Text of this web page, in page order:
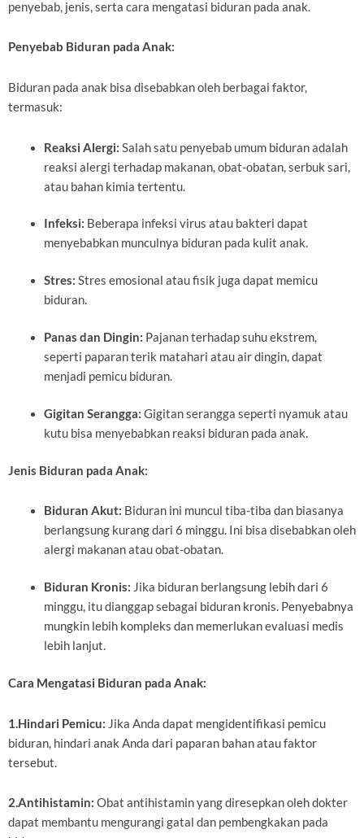
penyebab, jenis, serta cara mengatasi biduran pada anak.
Penyebab Biduran pada Anak:
Biduran pada anak bisa disebabkan oleh berbagai faktor,
termasuk:
Reaksi Alergi: Salah satu penyebab umum biduran adalah
reaksi alergi terhadap makanan, obat-obatan, serbuk sari,
atau bahan kimia tertentu.
Infeksi: Beberapa infeksi virus atau bakteri dapat
menyebabkan munculnya biduran pada kulit anak.
Stres: Stres emosional atau fisik juga dapat memicu
biduran.
Panas dan Dingin: Pajanan terhadap suhu ekstrem,
seperti paparan terik matahari atau air dingin, dapat
menjadi pemicu biduran.
Gigitan Serangga: Gigitan serangga seperti nyamuk atau
kutu bisa menyebabkan reaksi biduran pada anak.
Jenis Biduran pada Anak:
Biduran Akut: Biduran ini muncul tiba-tiba dan biasanya
berlangsung kurang dari 6 minggu. Ini bisa disebabkan oleh
alergi makanan atau obat-obatan.
Biduran Kronis: Jika biduran berlangsung lebih dari 6
minggu, itu dianggap sebagai biduran kronis. Penyebabnya
mungkin lebih kompleks dan memerlukan evaluasi medis
lebih lanjut.
Cara Mengatasi Biduran pada Anak:
1.Hindari Pemicu: Jika Anda dapat mengidentifikasi pemicu
biduran, hindari anak Anda dari paparan bahan atau faktor
tersebut.
2.Antihistamin: Obat antihistamin yang diresepkan oleh dokter
dapat membantu mengurangi gatal dan pembengkakan pada